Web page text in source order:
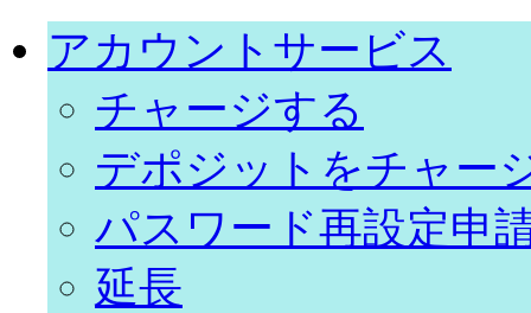
アカウントサービス
チャージする
デポジットをチャー
パスワード再設定申
延長